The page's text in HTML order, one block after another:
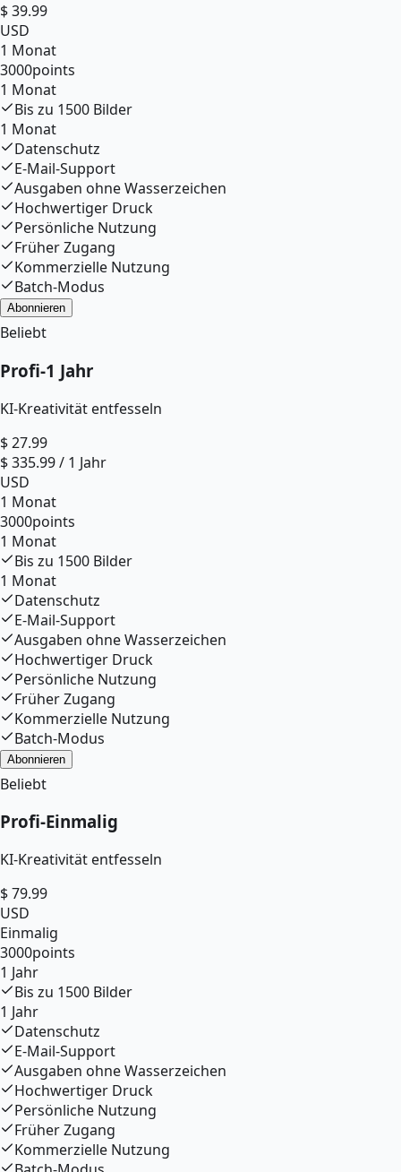
$39.99
USD
1 Monat
3000points
1 Monat
Bis zu 1500 Bilder
1 Monat
Datenschutz
E-Mail-Support
Ausgaben ohne Wasserzeichen
Hochwertiger Druck
Persönliche Nutzung
Früher Zugang
Kommerzielle Nutzung
Batch-Modus
Abonnieren
Beliebt
Profi-1 Jahr
KI-Kreativität entfesseln
$27.99
$335.99/ 1 Jahr
USD
1 Monat
3000points
1 Monat
Bis zu 1500 Bilder
1 Monat
Datenschutz
E-Mail-Support
Ausgaben ohne Wasserzeichen
Hochwertiger Druck
Persönliche Nutzung
Früher Zugang
Kommerzielle Nutzung
Batch-Modus
Abonnieren
Beliebt
Profi-Einmalig
KI-Kreativität entfesseln
$79.99
USD
Einmalig
3000points
1 Jahr
Bis zu 1500 Bilder
1 Jahr
Datenschutz
E-Mail-Support
Ausgaben ohne Wasserzeichen
Hochwertiger Druck
Persönliche Nutzung
Früher Zugang
Kommerzielle Nutzung